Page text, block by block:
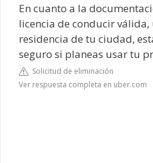
En cuanto a la
licencia de conducir
residencia de tu ciudad,
seguro si planeas usar tu
Solicitud de eliminación
Ver respuesta completa en uber.com